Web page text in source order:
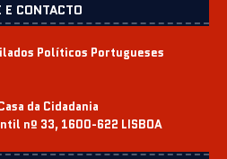
E CONTACTO
Políticos Portugueses
da Cidadania
nº 33, 1600-622 LISBOA